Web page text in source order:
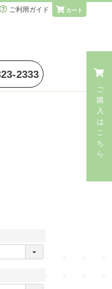
ご利用ガイド カート
2333
ご
購
入
は
こ
ち
ら